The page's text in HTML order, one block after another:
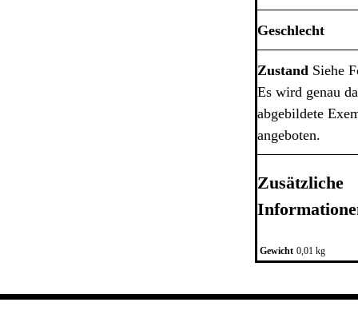
Geschlecht
Zustand Siehe
Es wird genau
abgebildete
angeboten.
Zusätzliche
Gewicht 0,01 kg